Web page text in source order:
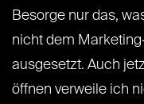
Besorge nur das,
nicht dem
ausgesetzt. Auch
öffnen verweile ich